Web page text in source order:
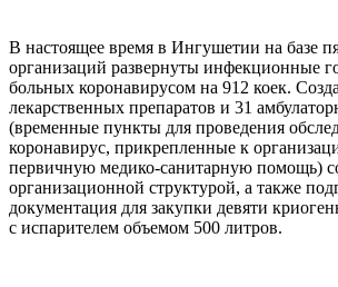
В настоящее время в Ингушетии на базе
организаций развернуты инфекционные
больных коронавирусом на 912 коек.
лекарственных препаратов и 31
(временные пункты для проведения
коронавирус, прикрепленные к
первичную медико-санитарную помощь)
организационной структурой, а также
документация для закупки девяти
с испарителем объемом 500 литров.